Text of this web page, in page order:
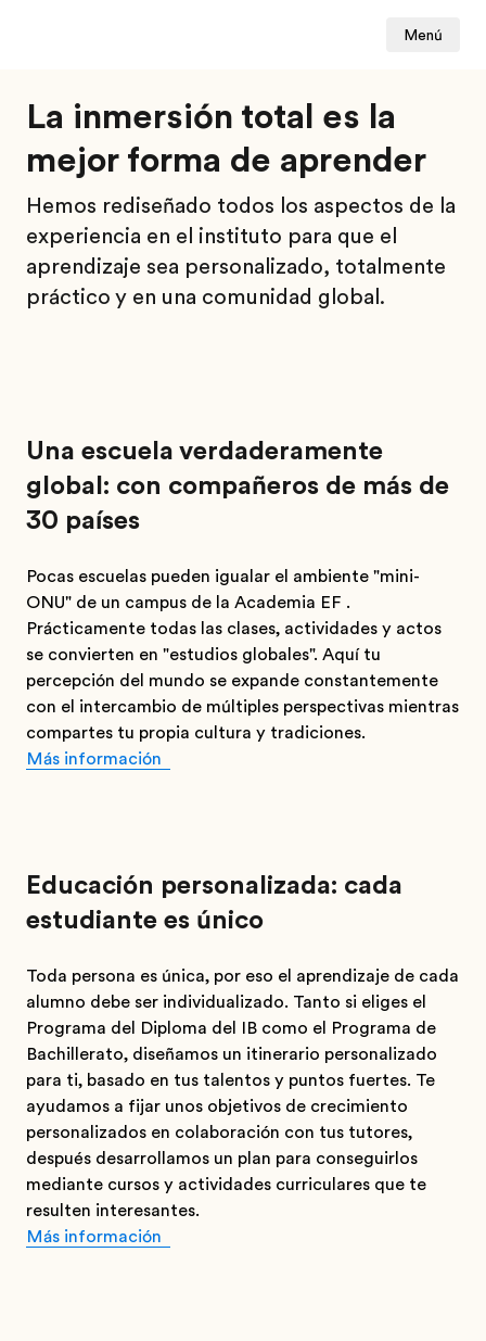
Menú
La inmersión total es la
mejor forma de aprender
Hemos rediseñado todos los aspectos de la
experiencia en el instituto para que el
aprendizaje sea personalizado, totalmente
práctico y en una comunidad global.
Una escuela verdaderamente
global: con compañeros de más de
30 países
Pocas escuelas pueden igualar el ambiente "mini-
ONU" de un campus de la Academia EF .
Prácticamente todas las clases, actividades y actos
se convierten en "estudios globales". Aquí tu
percepción del mundo se expande constantemente
con el intercambio de múltiples perspectivas mientras
compartes tu propia cultura y tradiciones.
Más información
Educación personalizada: cada
estudiante es único
Toda persona es única, por eso el aprendizaje de cada
alumno debe ser individualizado. Tanto si eliges el
Programa del Diploma del IB como el Programa de
Bachillerato, diseñamos un itinerario personalizado
para ti, basado en tus talentos y puntos fuertes. Te
ayudamos a fijar unos objetivos de crecimiento
personalizados en colaboración con tus tutores,
después desarrollamos un plan para conseguirlos
mediante cursos y actividades curriculares que te
resulten interesantes.
Más información